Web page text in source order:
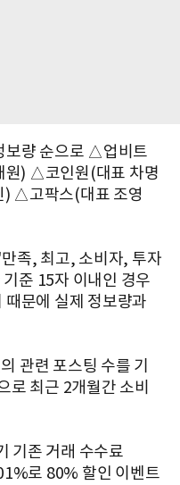
보량 순으로 △업비트
원) △코인원(대표 차명
△고팍스(대표 조영
족, 최고, 소비자, 투자
준 15자 이내인 경우
문에 실제 정보량과
관련 포스팅 수를 기
로 최근 2개월간 소비
기존 거래 수수료
로 80% 할인 이벤트